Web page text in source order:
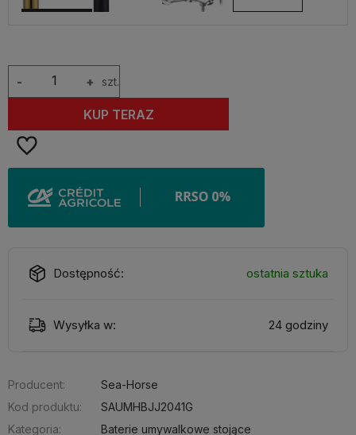
+
- szt.
KUP TERAZ
Dostępność: ostatnia sztuka
Wysyłka w: 24 godziny
Producent:
Sea-Horse
Kod produktu:
SAUMHBJJ2041G
Kategoria:
Baterie umywalkowe stojące